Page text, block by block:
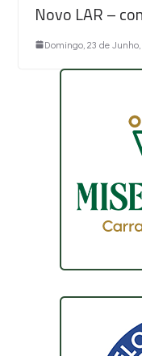
Novo LAR –
Domingo, 23 de Junho,